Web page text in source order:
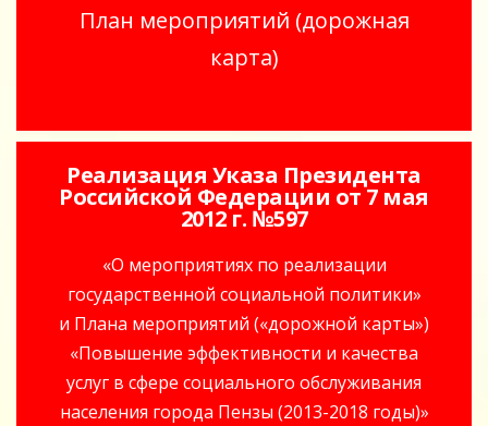
План мероприятий (дорожная
карта)
Реализация Указа Президента
Российской Федерации от 7 мая
2012 г. №597
«О мероприятиях по реализации
государственной социальной политики»
и Плана мероприятий («дорожной карты»)
«Повышение эффективности и качества
услуг в сфере социального обслуживания
населения города Пензы (2013-2018 годы)»